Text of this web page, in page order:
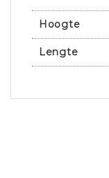
Hoogte
Lengte